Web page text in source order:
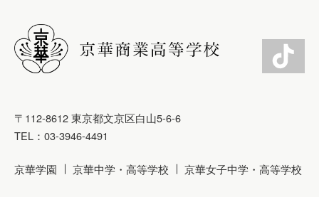
〒112-8612 東京都文京区白山5-6-6
TEL：03-3946-4491
京華学園 京華中学・高等学校 京華女子中学・高等学校